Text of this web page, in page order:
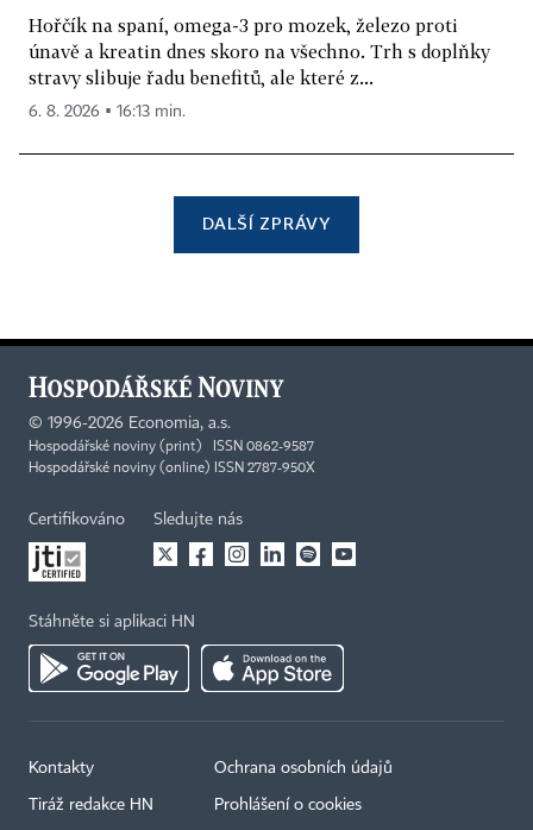
Hořčík na spaní, omega-3 pro mozek, železo proti
únavě a kreatin dnes skoro na všechno. Trh s doplňky
stravy slibuje řadu benefitů, ale které z...
6. 8. 2026 ▪ 16:13 min.
DALŠÍ ZPRÁVY
© 1996-2026 Economia, a.s.
Hospodářské noviny (print) ISSN 0862-9587
Hospodářské noviny (online) ISSN 2787-950X
Certifikováno Sledujte nás
Stáhněte si aplikaci HN
Kontakty
Tiráž redakce HN
Ochrana osobních údajů
Prohlášení o cookies